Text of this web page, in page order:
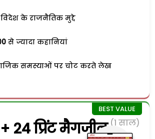
के राजनैतिक मुद्दे
से ज्यादा कहानियां
समस्याओं पर चोट करते लेख
24 प्रिंट मैगजीन (1 साल)